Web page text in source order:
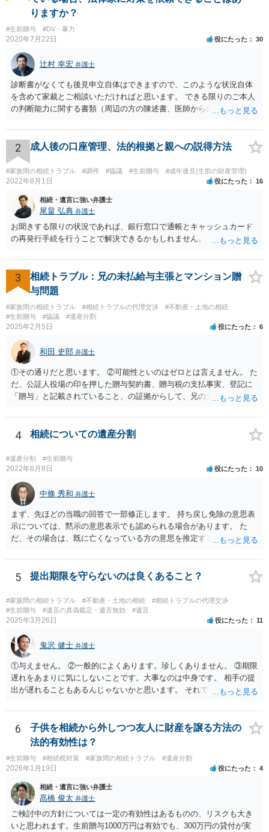
りますか？
#生前贈与 #DV・暴力
2020年7月22日 役にたった 30
辻村 幸宏 弁護士
診断書がなくても後見申立自体はできますので、このような状況自体
を含めて家裁とご相談いただければと思います。 できる限りのご本人
の判断能力に関する書類（周辺の方の陳述書、医師からの聴取書等）
をしていただければそこから先は進むのではないかと存じます。 ま
た、Aさんの意向を酌みすぎるあまりに後見申立ができない状況にして
いる施設の問題もありますので、当該地域の地域包括支援センターに
ご相談されるのもひとつの方法です。
2 成人後の口座管理、法的根拠と親への説得方法
#家族間の相続トラブル #調停 #協議 #生前贈与 #成年後見(生前の財産管理)
2022年6月1日 役にたった 16
相続・遺言に強い弁護士
尾畠 弘典 弁護士
お聞きする限りの状況であれば、銀行窓口で通帳とキャッシュカード
の再発行手続を行うことで解決できるかもしれません。
3
相続トラブル：兄の未払給与主張とマンション贈
与問題
#家族間の相続トラブル #相続トラブルの代理交渉
#不動産・土地の相続
#生前贈与
#協議 #遺産分割
2025年2月5日 役にたった 6
和田 史郎 弁護士
①その通りだと思います。 ②可能性といのはゼロとは言えません。 た
だ、公証人役場の印を押した贈与契約書、贈与税の支払事実、登記に
「贈与」と記載されていること、の証拠からして、兄の主張は通らな
わなければ、遺産分割調停を申し立てて進めるのがベターのような気
がしますね。
4 相続についての遺産分割
#遺産分割 #生前贈与
2022年6月8日 役にたった 10
中條 秀和 弁護士
まず、先ほどの当職の回答で一部修正します。 持ち戻し免除の意思表
示については、黙示の意思表示でも認められる場合があります。 た
だ、その場合は、既に亡くなっている方の意思を推定することになり
持ち戻し免除の意思表示は書面で明確にしておいていただくべきとい
う結論は変わりません。 誤解を与えるような回答でした。失礼しまし
た。 文言については、「〇〇に対する生前贈与による特別受益の持ち
戻しをすべて免除する」というのがオーソドックスなものですが、ご
心配ならば、弁護士のところに行って、特別受益となりそうな贈与に
ついて説明した上で、適切な文言についてご相談してみてはいかがで
しょうか。
5 提出期限を守らないのは良くあること？
#家族間の相続トラブル #不動産・土地の相続
#相続トラブルの代理交渉
#生前贈与
#遺言の真偽鑑定・遺言無効 #遺言
2025年3月26日 役にたった 11
鬼沢 健士 弁護士
①与えません。 ②一般的によくあります。珍しくありません。 ③期限
遅れをあまりに気にしないことです。大事なのは中身です。 相手の提
出が遅れることもあるんじゃないかと思います。 それでもあなた有利
6
子供を相続から外しつつ友人に財産を譲る方法の
法的有効性は？
#生前贈与 #相続税対策 #家族間の相続トラブル #遺産分割
2026年1月19日 役にたった 4
相続・遺言に強い弁護士
髙橋 俊太 弁護士
ご検討中の方針については一定の有効性はあるものの、リスクも大き
いと思われます。生前贈与1000万円は有効でも、300万円の貸付が実